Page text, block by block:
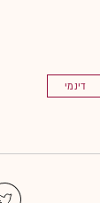
דינמי